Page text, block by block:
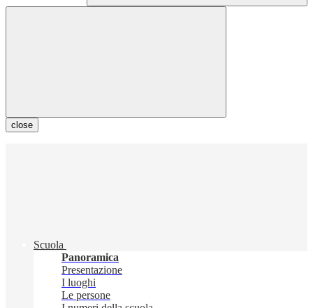
close
Scuola
Panoramica
Presentazione
I luoghi
Le persone